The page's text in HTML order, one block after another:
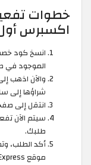
خطوات
اكسبرس
انسخ كود
الموجود
والآن اذهب
شراؤها إلى
انتقل إلى
سيتم الآن
طلبك.
موقع AliExpress.